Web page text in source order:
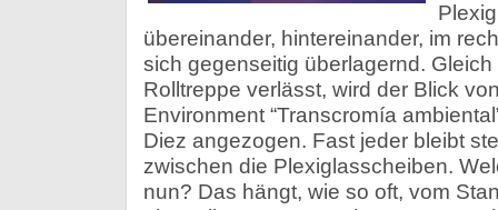
übereinander, hintereinander, im
sich gegenseitig überlagernd.
Rolltreppe verlässt, wird der Blick
Environment “Transcromía
Diez angezogen. Fast jeder bleibt
zwischen die Plexiglasscheiben.
nun? Das hängt, wie so oft, vom